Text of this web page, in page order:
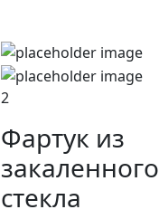
2
Фартук из
закаленного
стекла